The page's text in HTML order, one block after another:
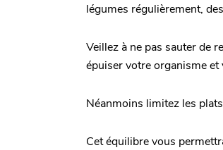
légumes régulièrement,
Veillez à ne pas sauter de
épuiser votre organisme
Néanmoins limitez les
Cet équilibre vous